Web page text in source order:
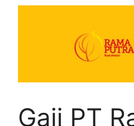
Gaji PT